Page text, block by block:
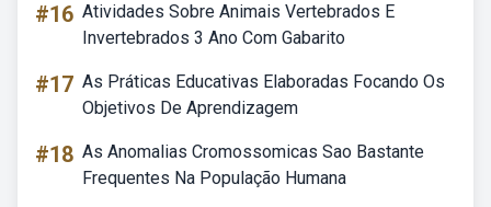
#16 Atividades Sobre Animais Vertebrados E
Invertebrados 3 Ano Com Gabarito
#17 As Práticas Educativas Elaboradas Focando Os
Objetivos De Aprendizagem
#18 As Anomalias Cromossomicas Sao Bastante
Frequentes Na População Humana